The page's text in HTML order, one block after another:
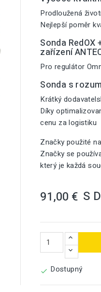
Prodloužená
Nejlepší poměr
Sonda
zařízení
Pro regulátor
Sonda s
Krátký
Díky
cenu za logistiku
Značky použité
Značky se
který je každá
91,00 € S
 Dostupný